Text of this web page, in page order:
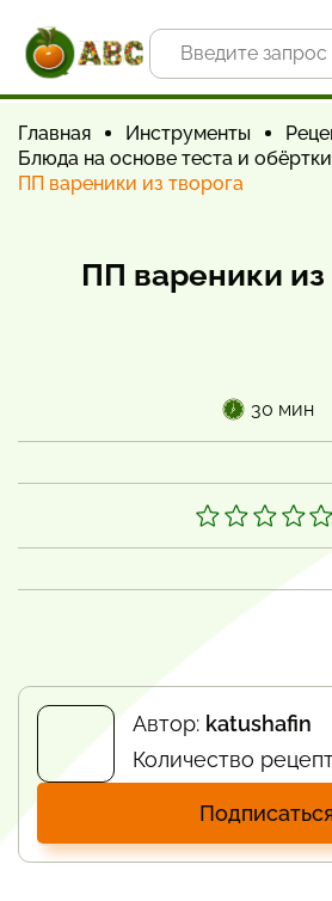
Главная Инструменты
Блюда на основе теста и обёртки
ПП вареники из творога
ПП вареники из
30 мин
Автор: katushafin
Количество